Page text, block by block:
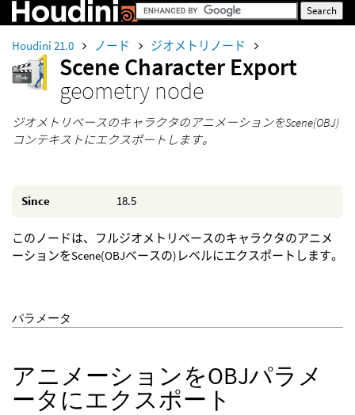
Houdini 21.0 ノード ジオメトリノード
Scene Character Export
geometry node
ジオメトリベースのキャラクタのアニメーションをScene(OBJ)
コンテキストにエクスポートします。
Since 18.5
このノードは、フルジオメトリベースのキャラクタのアニメ
ーションをScene(OBJベースの)レベルにエクスポートします。
パラメータ
アニメーションをOBJパラメ
ータにエクスポート